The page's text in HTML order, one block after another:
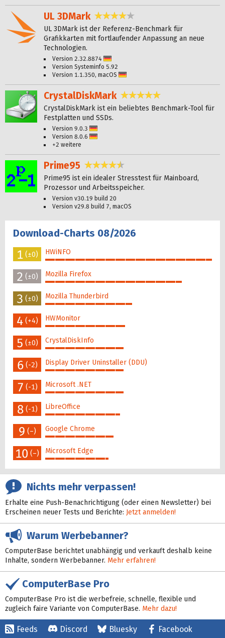
UL 3DMark 3,9 Sterne
UL 3DMark ist der Referenz-Benchmark für
Grafikkarten mit fortlaufender Anpassung an neue
Technologien.
Version 2.32.8874
Version Systeminfo 5.92
Version 1.1.350, macOS
CrystalDiskMark
CrystalDiskMark ist ein beliebtes Benchmark-Tool für
Festplatten und SSDs.
Version 9.0.3
Version 8.0.6
+2 weitere
Prime95 4,7 Sterne
Prime95 ist ein idealer Stresstest für Mainboard,
Prozessor und Arbeitsspeicher.
Version v30.19 build 20
Version v29.8 build 7, macOS
Download-Charts 08/2026
1 (±0) HWiNFO
2 (±0) Mozilla Firefox
3 (±0) Mozilla Thunderbird
4 (+4) HWMonitor
5 (±0) CrystalDiskInfo
6 (-2) Display Driver Uninstaller (DDU)
7 (-1) Microsoft .NET
8 (-1) LibreOffice
9 (–) Google Chrome
10 (–) Microsoft Edge
Nichts mehr verpassen!
Erhalte eine Push-Benachrichtigung (oder einen Newsletter) bei
Erscheinen neuer Tests und Berichte: Jetzt anmelden!
Warum Werbebanner?
ComputerBase berichtet unabhängig und verkauft deshalb keine
Inhalte, sondern Werbebanner. Mehr erfahren!
ComputerBase Pro
ComputerBase Pro ist die werbefreie, schnelle, flexible und
zugleich faire Variante von ComputerBase. Mehr dazu!
Feeds Discord Bluesky Facebook